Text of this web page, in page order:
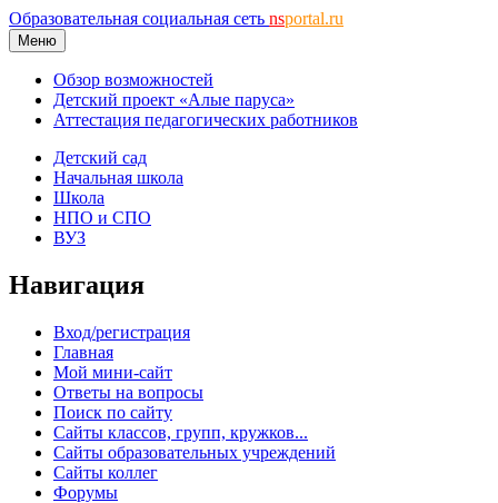
Образовательная социальная сеть nsportal.ru
Меню
Обзор возможностей
Детский проект «Алые паруса»
Аттестация педагогических работников
Детский сад
Начальная школа
Школа
НПО и СПО
ВУЗ
Навигация
Вход/регистрация
Главная
Мой мини-сайт
Ответы на вопросы
Поиск по сайту
Сайты классов, групп, кружков...
Сайты образовательных учреждений
Сайты коллег
Форумы